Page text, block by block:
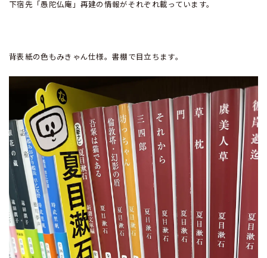
下宿先「愚陀仏庵」再建の情報がそれぞれ載っています。
背表紙の色もみきゃん仕様。書棚で目立ちます。